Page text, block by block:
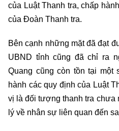
của Luật Thanh tra, chấp
của Đoàn Thanh tra.
Bên cạnh những mặt đã đạt
UBND tỉnh cũng đã chỉ ra
Quang cũng còn tồn tại một
hành các quy định của Luật
vị là đối tượng thanh tra chưa
lý về nhân sự liên quan đến